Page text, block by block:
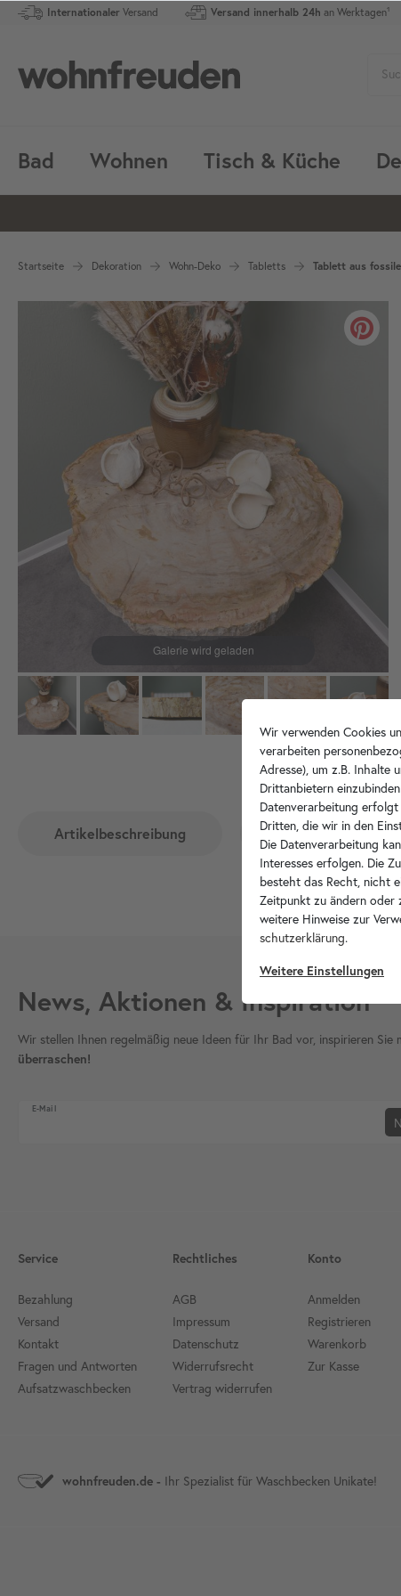
Internationaler Versand Versand innerhalb 24h an Werktagen¹
Bad Wohnen Tisch & Küche
Startseite Dekoration Wohn-Deko Tabletts Tablett aus
Artikelbeschreibung Hersteller-Info
wohnfreuden.de - Ihr Spezialist für Waschbecken Unikate!
News, Aktionen & Inspiration
Wir stellen Ihnen regelmäßig neue Ideen für Ihr Bad vor, inspirieren
überraschen!
E-Mail
Newsletter Honig
Service
Bezahlung
Versand
Kontakt
Fragen und Antworten
Aufsatzwaschbecken
Rechtliches
AGB
Impressum
Datenschutz
Widerrufsrecht
Vertrag widerrufen
Konto
Anmelden
Registrieren
Warenkorb
Zur Kasse
Wir verwenden Cookies
verarbeiten
Adresse), um z.B. Inhalte
Drittanbietern
Datenverarbeitung
Dritten, die wir in den
Die Datenverarbeitung
Interesses erfolgen. Die
besteht das Recht, nicht
Zeitpunkt zu ändern oder
weitere Hinweise zur
schutz­erklärung.
Weitere Einstellungen